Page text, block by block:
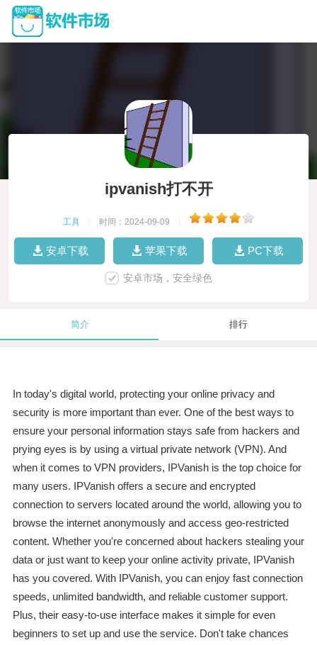
ipvanish打不开
工具 时间：2024-09-09
安卓下载 苹果下载 PC下载
安卓市场，安全绿色
简介 排行
In today's digital world, protecting your online privacy and
security is more important than ever. One of the best ways to
ensure your personal information stays safe from hackers and
prying eyes is by using a virtual private network (VPN). And
when it comes to VPN providers, IPVanish is the top choice for
many users. IPVanish offers a secure and encrypted
connection to servers located around the world, allowing you to
browse the internet anonymously and access geo-restricted
content. Whether you're concerned about hackers stealing your
data or just want to keep your online activity private, IPVanish
has you covered. With IPVanish, you can enjoy fast connection
speeds, unlimited bandwidth, and reliable customer support.
Plus, their easy-to-use interface makes it simple for even
beginners to set up and use the service. Don't take chances